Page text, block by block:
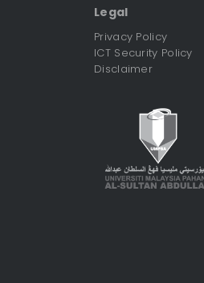
Legal
Privacy Policy
ICT Security Policy
Disclaimer